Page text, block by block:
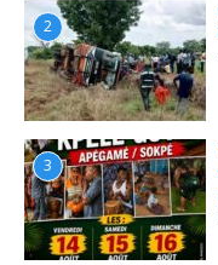
2
3